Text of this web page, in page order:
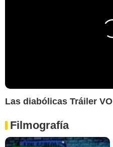
Las diabólicas Tráiler VO
Filmografía